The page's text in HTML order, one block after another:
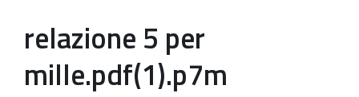
relazione 5 per
mille.pdf(1).p7m